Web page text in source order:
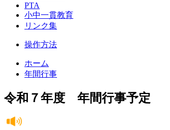
PTA
小中一貫教育
リンク集
操作方法
ホーム
年間行事
令和７年度 年間行事予定